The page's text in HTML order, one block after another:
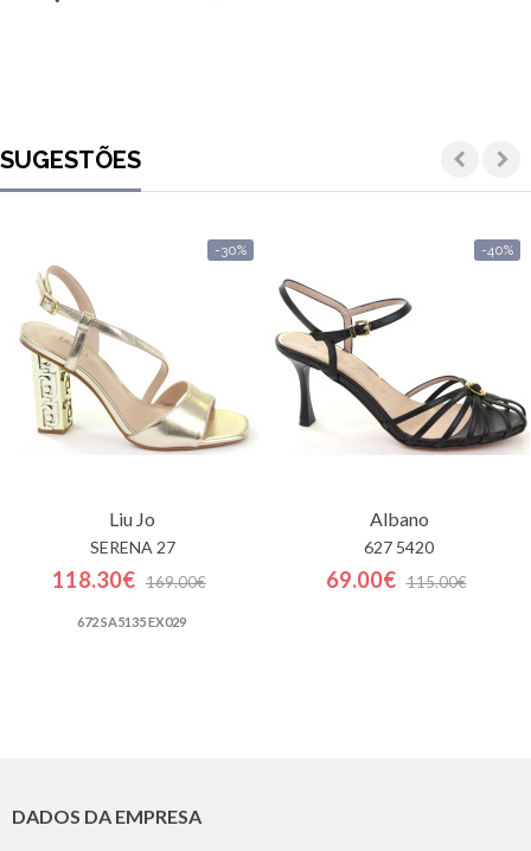
SUGESTÕES
-30%
Liu Jo
SERENA 27
118.30€ 169.00€
672 SA5135 EX029
-40%
Albano
627 5420
69.00€ 115.00€
DADOS DA EMPRESA